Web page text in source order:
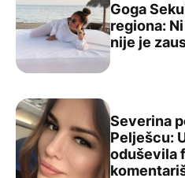
Goga Sekulić ruši rekorde
Goga
regiona:
nije je
Severina pokazala kako
Severina
Pelješcu:
oduševila